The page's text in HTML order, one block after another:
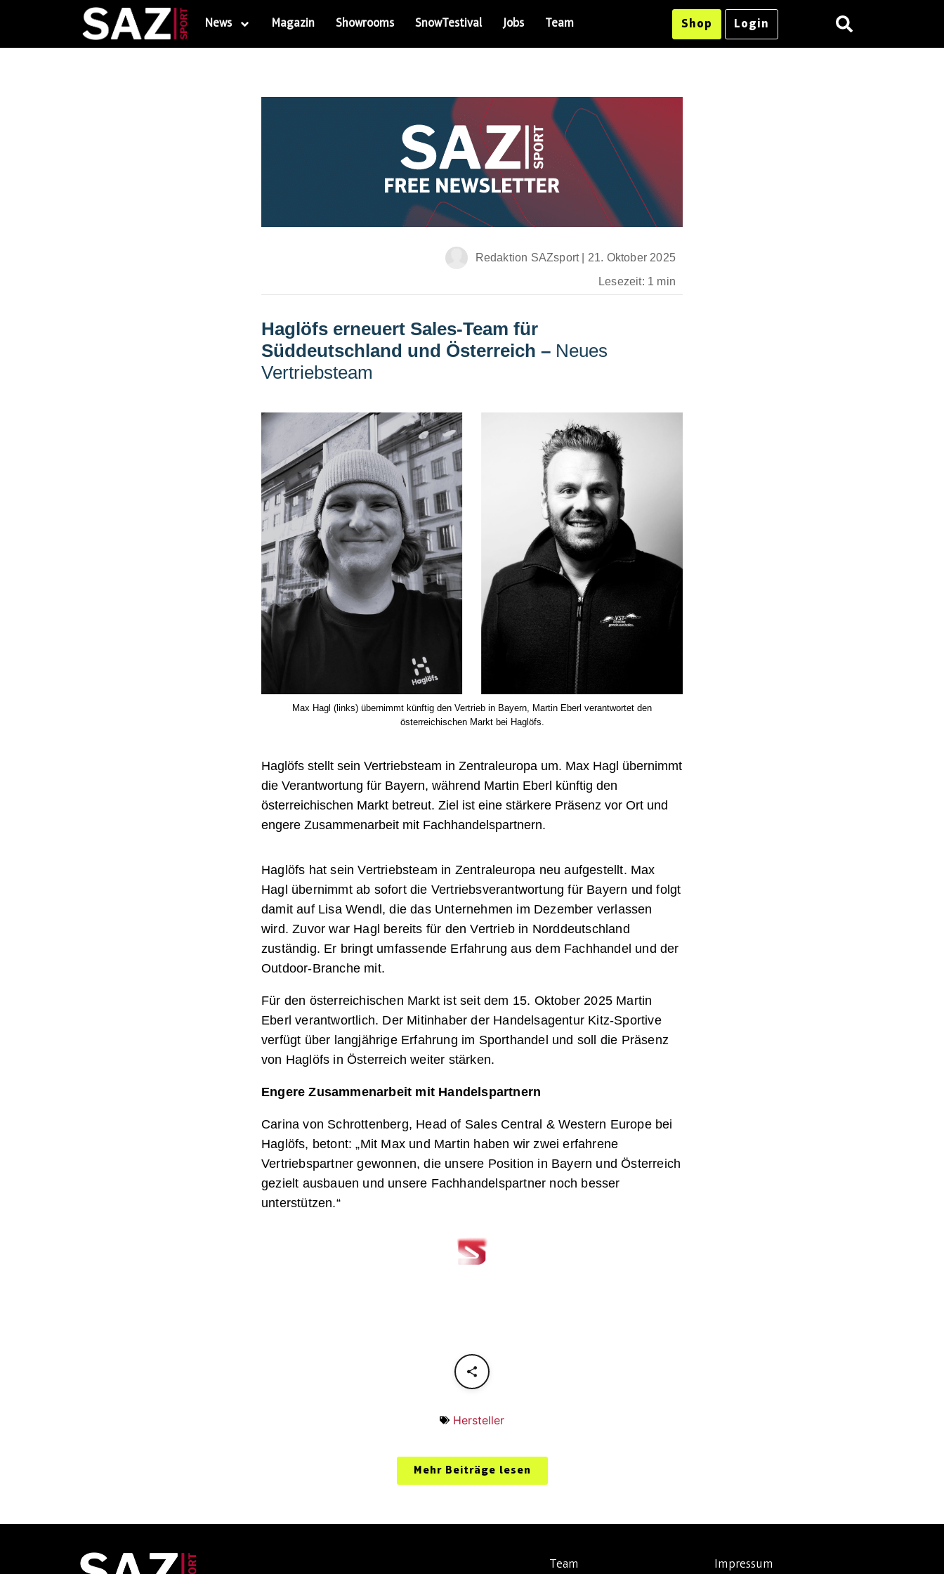
News Magazin Showrooms SnowTestival Jobs Team Shop Login
Redaktion SAZsport
21. Oktober 2025
Lesezeit: 1 min
Haglöfs erneuert Sales-Team für
Süddeutschland und Österreich – Neues
Vertriebsteam
Max Hagl (links) übernimmt künftig den Vertrieb in Bayern, Martin Eberl verantwortet den
österreichischen Markt bei Haglöfs.
Haglöfs stellt sein Vertriebsteam in Zentraleuropa um. Max Hagl übernimmt
die Verantwortung für Bayern, während Martin Eberl künftig den
österreichischen Markt betreut. Ziel ist eine stärkere Präsenz vor Ort und
engere Zusammenarbeit mit Fachhandelspartnern.
Haglöfs hat sein Vertriebsteam in Zentraleuropa neu aufgestellt. Max
Hagl übernimmt ab sofort die Vertriebsverantwortung für Bayern und folgt
damit auf Lisa Wendl, die das Unternehmen im Dezember verlassen
wird. Zuvor war Hagl bereits für den Vertrieb in Norddeutschland
zuständig. Er bringt umfassende Erfahrung aus dem Fachhandel und der
Outdoor-Branche mit.
Für den österreichischen Markt ist seit dem 15. Oktober 2025 Martin
Eberl verantwortlich. Der Mitinhaber der Handelsagentur Kitz-Sportive
verfügt über langjährige Erfahrung im Sporthandel und soll die Präsenz
von Haglöfs in Österreich weiter stärken.
Engere Zusammenarbeit mit Handelspartnern
Carina von Schrottenberg, Head of Sales Central & Western Europe bei
Haglöfs, betont: „Mit Max und Martin haben wir zwei erfahrene
Vertriebspartner gewonnen, die unsere Position in Bayern und Österreich
gezielt ausbauen und unsere Fachhandelspartner noch besser
unterstützen.“
Hersteller
Mehr Beiträge lesen
Impressum
Team